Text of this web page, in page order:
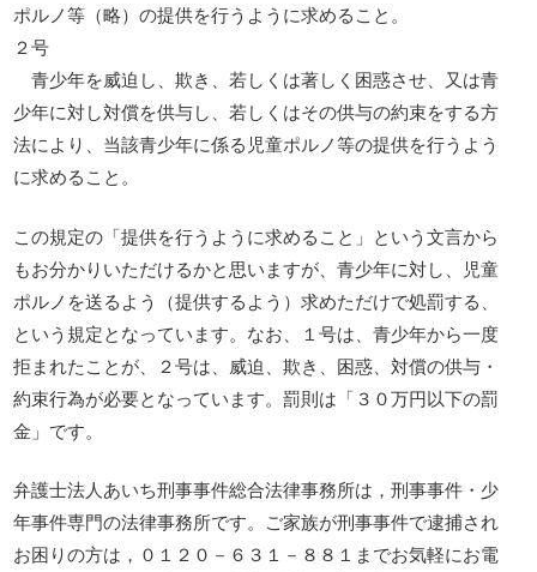
ポルノ等（略）の提供を行うように求めること。
２号
青少年を威迫し、欺き、若しくは著しく困惑させ、又は青
少年に対し対償を供与し、若しくはその供与の約束をする方
法により、当該青少年に係る児童ポルノ等の提供を行うよう
に求めること。
この規定の「提供を行うように求めること」という文言から
もお分かりいただけるかと思いますが、青少年に対し、児童
ポルノを送るよう（提供するよう）求めただけで処罰する、
という規定となっています。なお、１号は、青少年から一度
拒まれたことが、２号は、威迫、欺き、困惑、対償の供与・
約束行為が必要となっています。罰則は「３０万円以下の罰
金」です。
弁護士法人あいち刑事事件総合法律事務所は，刑事事件・少
年事件専門の法律事務所です。ご家族が刑事事件で逮捕され
お困りの方は，０１２０－６３１－８８１までお気軽にお電